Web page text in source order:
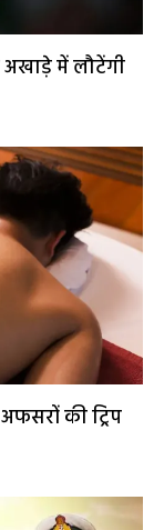
में लौटेंगी
की ट्रिप